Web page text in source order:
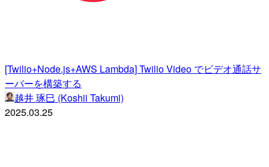
[Twilio+Node.js+AWS Lambda] Twilio Video でビデオ通話サ
ーバーを構築する
越井 琢巳 (Koshii Takumi)
2025.03.25